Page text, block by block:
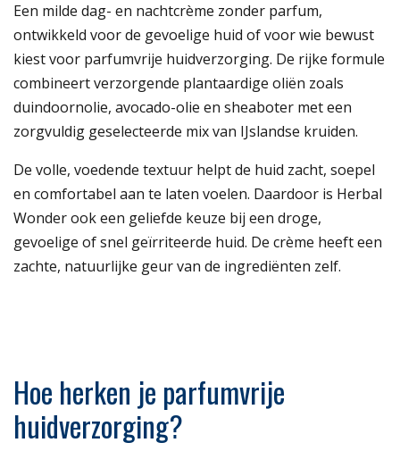
Een milde dag- en nachtcrème zonder parfum,
ontwikkeld voor de gevoelige huid of voor wie bewust
kiest voor parfumvrije huidverzorging. De rijke formule
combineert verzorgende plantaardige oliën zoals
duindoornolie, avocado-olie en sheaboter met een
zorgvuldig geselecteerde mix van IJslandse kruiden.
De volle, voedende textuur helpt de huid zacht, soepel
en comfortabel aan te laten voelen. Daardoor is Herbal
Wonder ook een geliefde keuze bij een droge,
gevoelige of snel geïrriteerde huid. De crème heeft een
zachte, natuurlijke geur van de ingrediënten zelf.
Hoe herken je parfumvrije
huidverzorging?